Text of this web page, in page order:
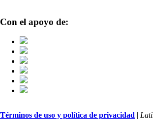
Con el apoyo de:
Términos de uso y política de privacidad |